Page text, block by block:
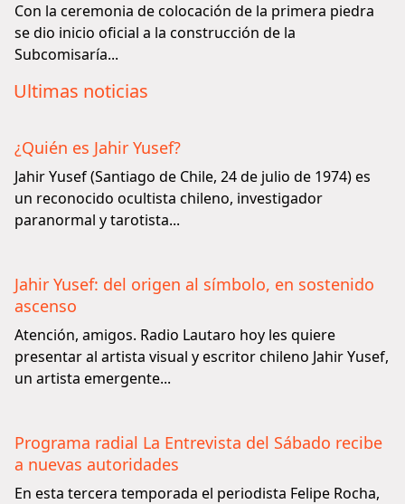
Con la ceremonia de colocación de la primera piedra
se dio inicio oficial a la construcción de la
Subcomisaría...
Ultimas noticias
¿Quién es Jahir Yusef?
Jahir Yusef (Santiago de Chile, 24 de julio de 1974) es
un reconocido ocultista chileno, investigador
paranormal y tarotista...
Jahir Yusef: del origen al símbolo, en sostenido
ascenso
Atención, amigos. Radio Lautaro hoy les quiere
presentar al artista visual y escritor chileno Jahir Yusef,
un artista emergente...
Programa radial La Entrevista del Sábado recibe
a nuevas autoridades
En esta tercera temporada el periodista Felipe Rocha,